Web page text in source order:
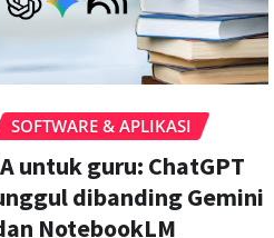
SOFTWARE & APLIKASI
untuk guru: ChatGPT
dibanding Gemini
NotebookLM